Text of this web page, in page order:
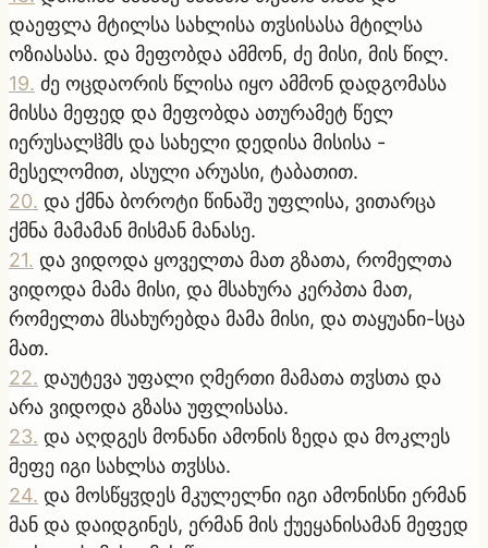
დაეფლა მტილსა სახლისა თჳსისასა მტილსა
ოზიასასა. და მეფობდა ამმონ, ძე მისი, მის წილ.
19. ძე ოცდაორის წლისა იყო ამმონ დადგომასა
მისსა მეფედ და მეფობდა ათურამეტ წელ
იერუსალჱმს და სახელი დედისა მისისა -
მესელომით, ასული არუასი, ტაბათით.
20. და ქმნა ბოროტი წინაშე უფლისა, ვითარცა
ქმნა მამამან მისმან მანასე.
21. და ვიდოდა ყოველთა მათ გზათა, რომელთა
ვიდოდა მამა მისი, და მსახურა კერპთა მათ,
რომელთა მსახურებდა მამა მისი, და თაყუანი-სცა
მათ.
22. დაუტევა უფალი ღმერთი მამათა თჳსთა და
არა ვიდოდა გზასა უფლისასა.
23. და აღდგეს მონანი ამონის ზედა და მოკლეს
მეფე იგი სახლსა თჳსსა.
24. და მოსწყჳდეს მკულელნი იგი ამონისნი ერმან
მან და დაიდგინეს, ერმან მის ქუეყანისამან მეფედ